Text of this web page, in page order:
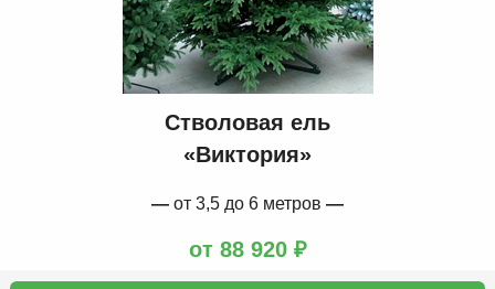
Стволовая ель
«Виктория»
— от 3,5 до 6 метров —
от 88 920 ₽